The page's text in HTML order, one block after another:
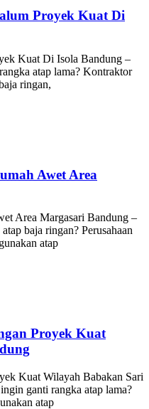
Proyek Kuat Di
Kuat Di Isola Bandung –
atap lama? Kontraktor
ringan,
Awet Area
Area Margasari Bandung –
baja ringan? Perusahaan
atap
Proyek Kuat
Kuat Wilayah Babakan Sari
ganti rangka atap lama?
atap